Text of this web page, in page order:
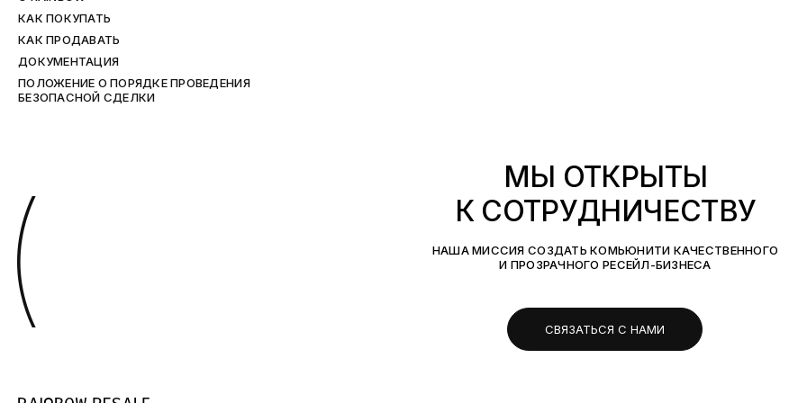
КАК ПОКУПАТЬ
КАК ПРОДАВАТЬ
ДОКУМЕНТАЦИЯ
ПОЛОЖЕНИЕ О ПОРЯДКЕ ПРОВЕДЕНИЯ
БЕЗОПАСНОЙ СДЕЛКИ
(
МЫ ОТКРЫТЫ
К СОТРУДНИЧЕСТВУ
НАША МИССИЯ СОЗДАТЬ КОМЬЮНИТИ КАЧЕСТВЕННОГО
И ПРОЗРАЧНОГО РЕСЕЙЛ-БИЗНЕСА
СВЯЗАТЬСЯ С НАМИ